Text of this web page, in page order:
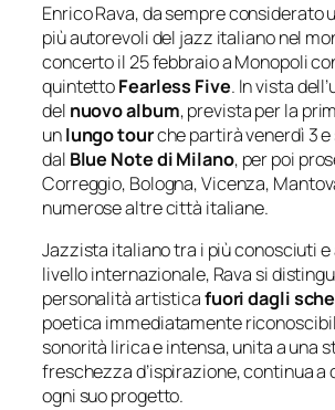
Enrico Rava, da sempre considerato
più autorevoli del jazz italiano nel
concerto il 25 febbraio a Monopoli
quintettoFearless Five. In vista
del nuovo album, prevista per la
unlungo tourche partirà venerdì 3
dal Blue Note di Milano, per poi
Correggio, Bologna, Vicenza,
numerose altre città italiane.
Jazzista italiano tra i più conosciuti
livello internazionale, Rava si
personalità artisticafuori dagli
poetica immediatamente
sonorità lirica e intensa, unita a una
freschezza d’ispirazione, continua
ogni suo progetto.